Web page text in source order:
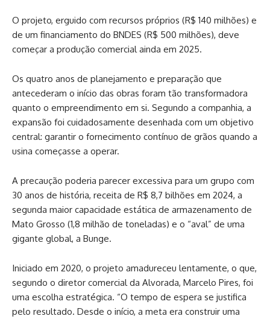
O projeto, erguido com recursos próprios (R$ 140 milhões) e
de um financiamento do BNDES (R$ 500 milhões), deve
começar a produção comercial ainda em 2025.
Os quatro anos de planejamento e preparação que
antecederam o início das obras foram tão transformadora
quanto o empreendimento em si. Segundo a companhia, a
expansão foi cuidadosamente desenhada com um objetivo
central: garantir o fornecimento contínuo de grãos quando a
usina começasse a operar.
A precaução poderia parecer excessiva para um grupo com
30 anos de história, receita de R$ 8,7 bilhões em 2024, a
segunda maior capacidade estática de armazenamento de
Mato Grosso (1,8 milhão de toneladas) e o “aval” de uma
gigante global, a Bunge.
Iniciado em 2020, o projeto amadureceu lentamente, o que,
segundo o diretor comercial da Alvorada, Marcelo Pires, foi
uma escolha estratégica. “O tempo de espera se justifica
pelo resultado. Desde o início, a meta era construir uma